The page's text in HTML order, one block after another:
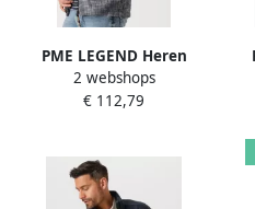
PME LEGEND Heren
Overshirts Long Sleeve
Shirt 2 Tone Slub Blauw
2 webshops
€ 112,79